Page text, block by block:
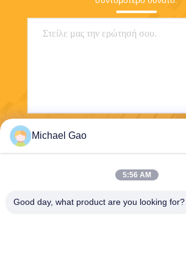
Michael Gao
5:56 AM
Good day, what product are you looking for?